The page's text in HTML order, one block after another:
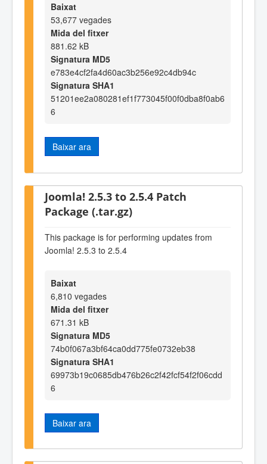
Baixat
53,677 vegades
Mida del fitxer
881.62 kB
Signatura MD5
e783e4cf2fa4d60ac3b256e92c4db94c
Signatura SHA1
51201ee2a080281ef1f773045f00f0dba8f0ab6
6
Baixar ara
Joomla! 2.5.3 to 2.5.4 Patch
Package (.tar.gz)
This package is for performing updates from
Joomla! 2.5.3 to 2.5.4
Baixat
6,810 vegades
Mida del fitxer
671.31 kB
Signatura MD5
74b0f067a3bf64ca0dd775fe0732eb38
Signatura SHA1
69973b19c0685db476b26c2f42fcf54f2f06cdd
6
Baixar ara